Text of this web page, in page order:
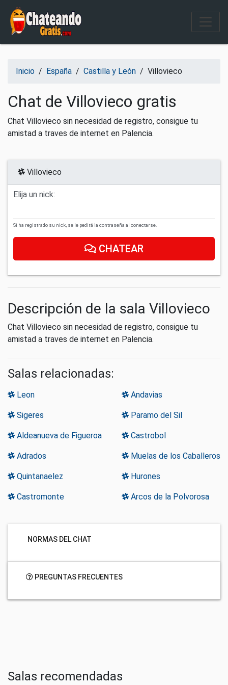
Salir del contenido
Inicio / España / Castilla y León / Villovieco
Chat de Villovieco gratis
Chat Villovieco sin necesidad de registro, consigue tu
amistad a traves de internet en Palencia.
Villovieco
Elija un nick:
Si ha registrado su nick, se le pedirá la contraseña al conectarse.
CHATEAR
Descripción de la sala Villovieco
Chat Villovieco sin necesidad de registro, consigue tu
amistad a traves de internet en Palencia.
Salas relacionadas:
Leon Andavias
Sigeres Paramo del Sil
Aldeanueva de Figueroa Castrobol
Adrados Muelas de los Caballeros
Quintanaelez Hurones
Castromonte Arcos de la Polvorosa
NORMAS DEL CHAT
PREGUNTAS FRECUENTES
Salas recomendadas